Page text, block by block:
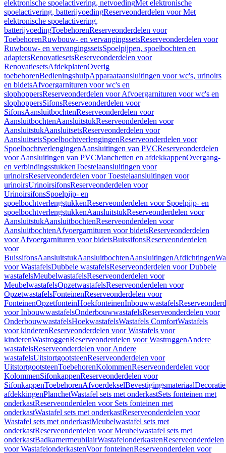
elektronische spoelactivering, netvoedingMet elektronische
spoelactivering, batterijvoedingReserveonderdelen voor Met
elektronische spoelactivering,
batterijvoedingToebehorenReserveonderdelen voor
ToebehorenRuwbouw- en vervangingssetsReserveonderdelen voor
Ruwbouw- en vervangingssetsSpoelpijpen, spoelbochten en
adaptersRenovatiesetsReserveonderdelen voor
RenovatiesetsAfdekplatenOverig
toebehorenBedieningshulpApparaataansluitingen voor wc's, urinoirs
en bidetsAfvoergarnituren voor wc's en
slophoppersReserveonderdelen voor Afvoergarnituren voor wc's en
slophoppersSifonsReserveonderdelen voor
SifonsAansluitbochtenReserveonderdelen voor
AansluitbochtenAansluitstukReserveonderdelen voor
AansluitstukAansluitsetsReserveonderdelen voor
AansluitsetsSpoelbochtverlengingenReserveonderdelen voor
SpoelbochtverlengingenAansluitingen van PVCReserveonderdelen
voor Aansluitingen van PVCManchetten en afdekkappenOvergang-
en verbindingsstukkenToestelaansluitingen voor
urinoirsReserveonderdelen voor Toestelaansluitingen voor
urinoirsUrinoirsifonsReserveonderdelen voor
UrinoirsifonsSpoelpijp- en
spoelbochtverlengstukkenReserveonderdelen voor Spoelpijp- en
spoelbochtverlengstukkenAansluitstukReserveonderdelen voor
AansluitstukAansluitbochtenReserveonderdelen voor
AansluitbochtenAfvoergarnituren voor bidetsReserveonderdelen
voor Afvoergarnituren voor bidetsBuissifonsReserveonderdelen
voor
BuissifonsAansluitstukAansluitbochtenAansluitingenAfdichtingen
voor WastafelsDubbele wastafelsReserveonderdelen voor Dubbele
wastafelsMeubelwastafelsReserveonderdelen voor
MeubelwastafelsOpzetwastafelsReserveonderdelen voor
OpzetwastafelsFonteinenReserveonderdelen voor
FonteinenOpzetfonteinHoekfonteinenInbouwwastafels
voor InbouwwastafelsOnderbouwwastafelsReserveonderdelen voor
OnderbouwwastafelsHoekwastafelsWastafels ComfortWastafels
voor kinderenReserveonderdelen voor Wastafels voor
kinderenWastroggenReserveonderdelen voor WastroggenAndere
wastafelsReserveonderdelen voor Andere
wastafelsUitstortgootsteenReserveonderdelen voor
UitstortgootsteenToebehorenKolommenReserveonderdelen voor
KolommenSifonkappenReserveonderdelen voor
SifonkappenToebehorenAfvoerdekselBevestigingsmateriaal
afdekkingenPlanchetWastafel sets met onderkastSets fonteinen met
onderkastReserveonderdelen voor Sets fonteinen met
onderkastWastafel sets met onderkastReserveonderdelen voor
Wastafel sets met onderkastMeubelwastafel sets met
onderkastReserveonderdelen voor Meubelwastafel sets met
onderkastBadkamermeubilairWastafelonderkastenReserveonderdelen
voor WastafelonderkastenVoor fonteinenReserveonderdelen voor